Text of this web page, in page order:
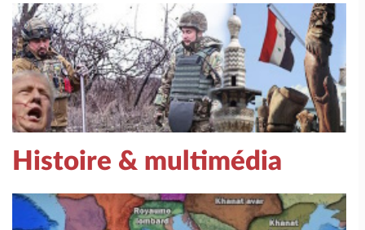
Histoire & multimédia